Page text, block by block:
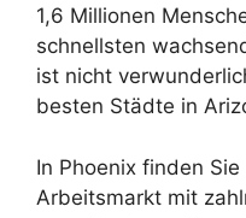
1,6 Millionen
schnellsten
ist nicht
besten Städte in
In Phoenix finden
Arbeitsmarkt mit